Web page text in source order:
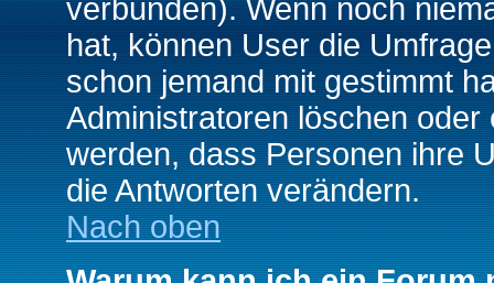
verbunden). Wenn noch
hat, können User die
schon jemand mit gestimmt
Administratoren löschen
werden, dass Personen ihre
die Antworten verändern.
Nach oben